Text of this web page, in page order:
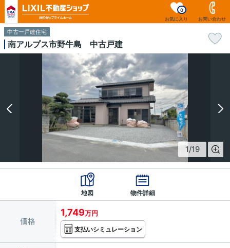
お気に入り
0
お問い合わせ
中古一戸建住宅
南アルプス市野牛島 中古戸建
1/19
地図 物件詳細
価格
1,749万円
支払いシミュレーション